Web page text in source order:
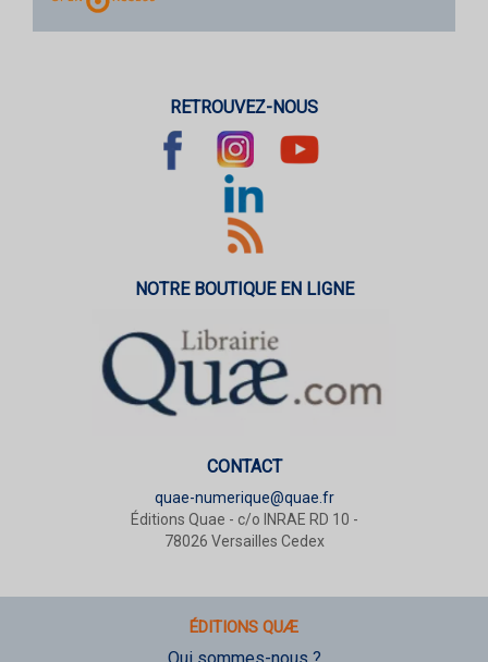
RETROUVEZ-NOUS
NOTRE BOUTIQUE EN LIGNE
CONTACT
quae-numerique@quae.fr
Éditions Quae - c/o INRAE RD 10 -
78026 Versailles Cedex
ÉDITIONS QUÆ
Qui sommes-nous ?